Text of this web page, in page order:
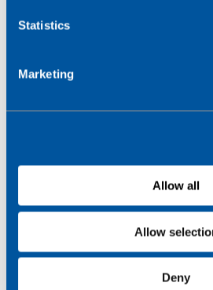
Statistics
Marketing
Allow all
Allow
Deny
#3 Mangel på
kompetencer
efterspørgslen
lav kode
Ifølge Transforma Insights tager
virksomheder kan reducere
til uger eller dage i stedet for